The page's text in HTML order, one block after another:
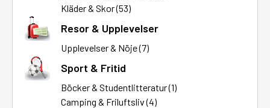
Kläder & Skor (53)
Resor & Upplevelser
Upplevelser & Nöje (7)
Sport & Fritid
Böcker & Studentlitteratur (1)
Camping & Friluftsliv (4)